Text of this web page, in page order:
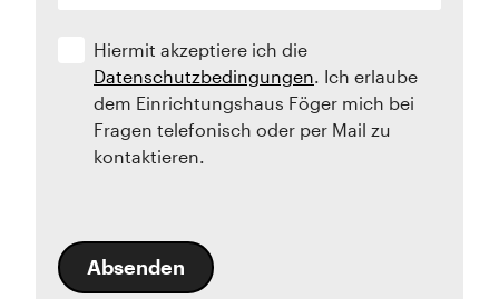
Hiermit akzeptiere ich die
Datenschutzbedingungen. Ich erlaube
dem Einrichtungshaus Föger mich bei
Fragen telefonisch oder per Mail zu
kontaktieren.
Absenden